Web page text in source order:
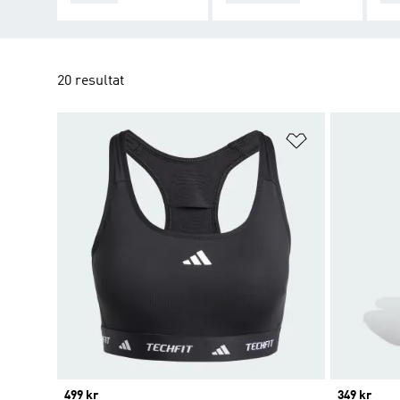
20 resultat
Lägg till på
Price
499 kr
Price
349 kr